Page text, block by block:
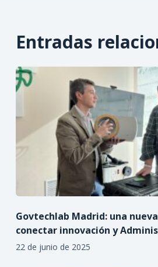
Entradas
Govtechlab Madrid: una
conectar innovación y
22 de junio de 2025